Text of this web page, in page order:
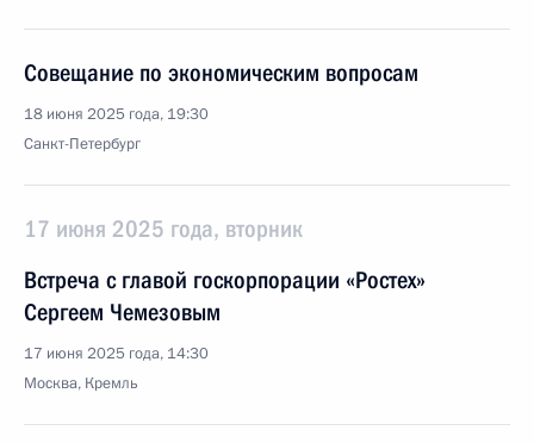
Совещание по экономическим вопросам
18 июня 2025 года, 19:30
Санкт-Петербург
17 июня 2025 года, вторник
Встреча с главой госкорпорации «Ростех»
Сергеем Чемезовым
17 июня 2025 года, 14:30
Москва, Кремль